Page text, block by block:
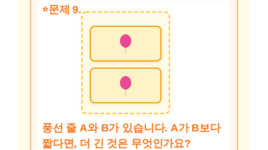
문제 9.
풍선 줄 A와 B가 있습니다. A가 B보다
짧다면, 더 긴 것은 무엇인가요?